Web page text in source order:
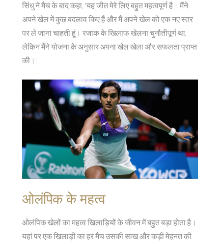
सिंधु ने मैच के बाद कहा, 'यह जीत मेरे लिए बहुत महत्वपूर्ण है। मैंने
अपने खेल में कुछ बदलाव किए हैं और मैं अपने खेल को एक नए स्तर
पर ले जाना चाहती हूं। रजाक के खिलाफ खेलना चुनौतीपूर्ण था,
लेकिन मैंने योजना के अनुसार अपना खेल खेला और सफलता प्राप्त
की।'
ओलंपिक के महत्व
ओलंपिक खेलों का महत्व खिलाड़ियों के जीवन में बहुत बड़ा होता है।
यहां पर एक खिलाड़ी का हर मैच उसकी साख और कड़ी मेहनत की